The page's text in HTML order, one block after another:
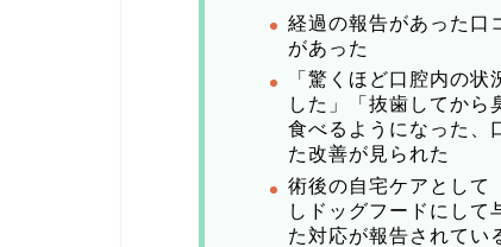
経過の報告があった口
があった
「驚くほど口腔内の
した」「抜歯してから
食べるようになった、
た改善が見られた
術後の自宅ケアとして
しドッグフードにして
た対応が報告されてい